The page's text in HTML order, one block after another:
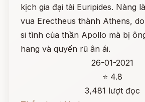
kịch gia đại tài Euripides. Nàng
vua Erectheus thành Athens,
si tình của thần Apollo mà bị
hang và quyến rũ ân ái.
26-01-2021
⭐ 4.8
3,481 lượt đọc